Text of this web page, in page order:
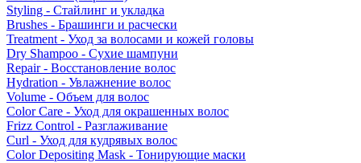
Styling - Стайлинг и укладка
Brushes - Брашинги и расчески
Treatment - Уход за волосами и кожей головы
Dry Shampoo - Сухие шампуни
Repair - Восстановление волос
Hydration - Увлажнение волос
Volume - Объем для волос
Color Care - Уход для окрашенных волос
Frizz Control - Разглаживание
Curl - Уход для кудрявых волос
Color Depositing Mask - Тонирующие маски